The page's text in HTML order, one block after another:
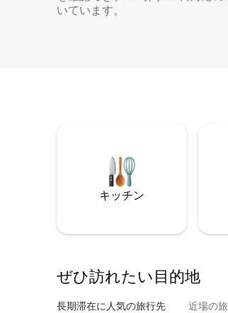
いています。
キッチン
ぜひ訪⁠れ⁠た⁠い目⁠的⁠地
長期滞在に人気の旅行先 近場の